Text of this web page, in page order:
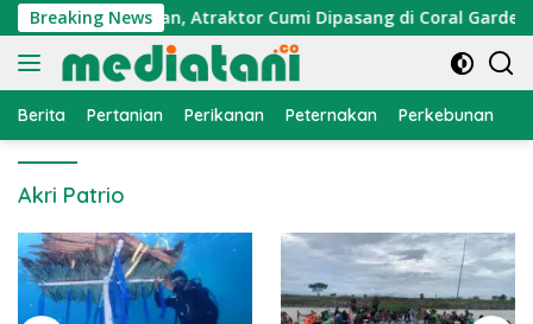
Langsung
ke
konten
Breaking News
Nelayan, Atraktor Cumi Dipasang di Coral Garden
Berita Pertanian Perikanan Peternakan Perkebunan
Akri Patrio